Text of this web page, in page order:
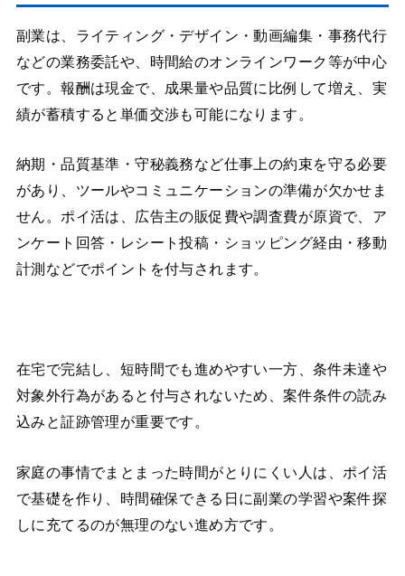
副業は、ライティング・デザイン・動画編集・事務代行
などの業務委託や、時間給のオンラインワーク等が中心
です。報酬は現金で、成果量や品質に比例して増え、実
績が蓄積すると単価交渉も可能になります。
納期・品質基準・守秘義務など仕事上の約束を守る必要
があり、ツールやコミュニケーションの準備が欠かせま
せん。ポイ活は、広告主の販促費や調査費が原資で、ア
ンケート回答・レシート投稿・ショッピング経由・移動
計測などでポイントを付与されます。
在宅で完結し、短時間でも進めやすい一方、条件未達や
対象外行為があると付与されないため、案件条件の読み
込みと証跡管理が重要です。
家庭の事情でまとまった時間がとりにくい人は、ポイ活
で基礎を作り、時間確保できる日に副業の学習や案件探
しに充てるのが無理のない進め方です。